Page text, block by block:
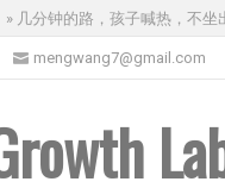
钟的路，孩子喊热，不坐出租
mengwang7@gmail.com